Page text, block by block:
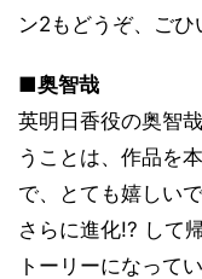
ン2もどうぞ、ごひ
■奥智哉
英明日香役の奥智
うことは、作品を
で、とても嬉しい
さらに進化!? して
トーリーになって